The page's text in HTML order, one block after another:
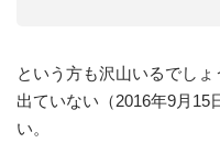
という方も沢山いるでし
出ていない（2016年9月15
い。